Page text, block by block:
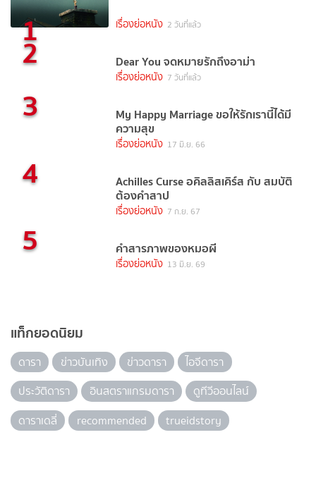
1 เรื่องย่อหนัง 2 วันที่แล้ว
2 Dear You จดหมายรักถึงอาม่า
เรื่องย่อหนัง 7 วันที่แล้ว
3 My Happy Marriage ขอให้รักเรานี้ได้มี
ความสุข
เรื่องย่อหนัง 17 มิ.ย. 66
4 Achilles Curse อคิลลิสเคิร์ส กับ สมบัติ
ต้องคำสาป
เรื่องย่อหนัง 7 ก.ย. 67
5 คำสารภาพของหมอผี
เรื่องย่อหนัง 13 มิ.ย. 69
แท็กยอดนิยม
ดารา ข่าวบันเทิง ข่าวดารา
ไอจีดารา
ประวัติดารา
อินสตราแกรมดารา
ดูทีวีออนไลน์
ดาราเดลี่
recommended trueidstory